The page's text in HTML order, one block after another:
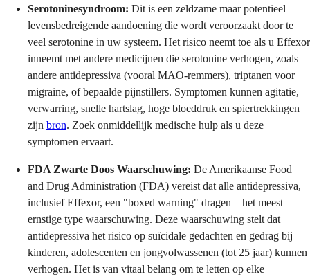
Serotoninesyndroom: Dit is een zeldzame maar potentieel
levensbedreigende aandoening die wordt veroorzaakt door te
veel serotonine in uw systeem. Het risico neemt toe als u Effexor
inneemt met andere medicijnen die serotonine verhogen, zoals
andere antidepressiva (vooral MAO-remmers), triptanen voor
migraine, of bepaalde pijnstillers. Symptomen kunnen agitatie,
verwarring, snelle hartslag, hoge bloeddruk en spiertrekkingen
zijn bron. Zoek onmiddellijk medische hulp als u deze
symptomen ervaart.
FDA Zwarte Doos Waarschuwing: De Amerikaanse Food
and Drug Administration (FDA) vereist dat alle antidepressiva,
inclusief Effexor, een "boxed warning" dragen – het meest
ernstige type waarschuwing. Deze waarschuwing stelt dat
antidepressiva het risico op suïcidale gedachten en gedrag bij
kinderen, adolescenten en jongvolwassenen (tot 25 jaar) kunnen
verhogen. Het is van vitaal belang om te letten op elke